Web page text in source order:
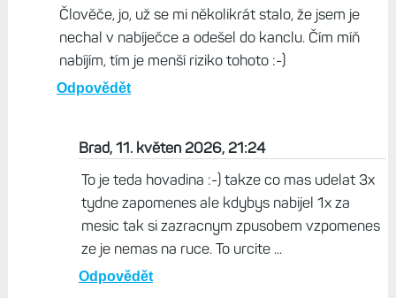
Člověče, jo, už se mi několikrát stalo, že jsem je
nechal v nabíječce a odešel do kanclu. Čím míň
nabíjím, tím je menší riziko tohoto :-)
Odpovědět
Brad, 11. květen 2026, 21:24
To je teda hovadina :-) takze co mas udelat 3x
tydne zapomenes ale kdybys nabijel 1x za
mesic tak si zazracnym zpusobem vzpomenes
ze je nemas na ruce. To urcite ...
Odpovědět